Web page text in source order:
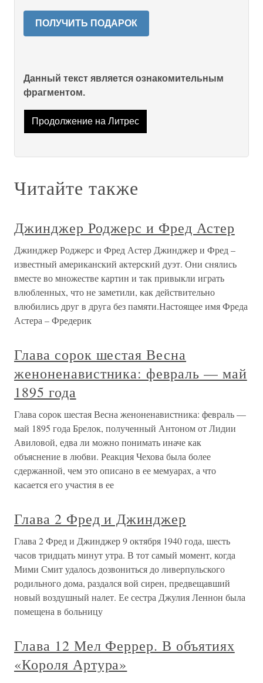
ПОЛУЧИТЬ ПОДАРОК
Данный текст является ознакомительным
фрагментом.
Продолжение на Литрес
Читайте также
Джинджер Роджерс и Фред Астер
Джинджер Роджерс и Фред Астер Джинджер и Фред –
известный американский актерский дуэт. Они снялись
вместе во множестве картин и так привыкли играть
влюбленных, что не заметили, как действительно
влюбились друг в друга без памяти.Настоящее имя Фреда
Астера – Фредерик
Глава сорок шестая Весна
женоненавистника: февраль — май
1895 года
Глава сорок шестая Весна женоненавистника: февраль —
май 1895 года Брелок, полученный Антоном от Лидии
Авиловой, едва ли можно понимать иначе как
объяснение в любви. Реакция Чехова была более
сдержанной, чем это описано в ее мемуарах, а что
касается его участия в ее
Глава 2 Фред и Джинджер
Глава 2 Фред и Джинджер 9 октября 1940 года, шесть
часов тридцать минут утра. В тот самый момент, когда
Мими Смит удалось дозвониться до ливерпульского
родильного дома, раздался вой сирен, предвещавший
новый воздушный налет. Ее сестра Джулия Леннон была
помещена в больницу
Глава 12 Мел Феррер. В объятиях
«Короля Артура»